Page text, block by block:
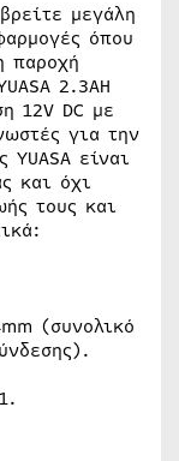
μεγάλη
όπου
παροχή
2.3AH
12V DC με
για την
είναι
και όχι
τους και
(συνολικό